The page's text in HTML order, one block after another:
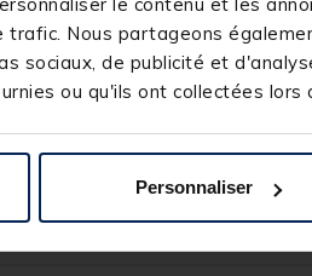
trafic. Nous partageons
sociaux, de publicité et
ou qu'ils ont collectées
Personnaliser
avec une densité de 220g/
en textile, type sangle, ultra
un confort appréciable pour le
et l’utilisation des poignées